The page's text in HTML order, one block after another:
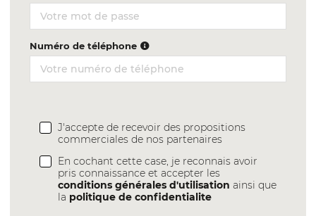
Numéro de téléphone
J'accepte de recevoir des propositions
commerciales de nos partenaires
En cochant cette case, je reconnais avoir
pris connaissance et accepter les
conditions générales d'utilisation ainsi que
la politique de confidentialite